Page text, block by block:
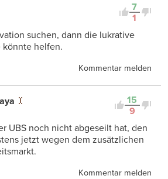
7
1
suchen, dann die lukrative
könnte helfen.
Kommentar melden
15
9
UBS noch nicht abgeseilt hat, den
jetzt wegen dem zusätzlichen
Kommentar melden